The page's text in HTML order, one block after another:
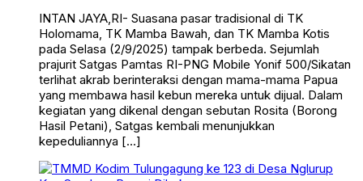
INTAN JAYA,RI- Suasana pasar tradisional di TK
Holomama, TK Mamba Bawah, dan TK Mamba Kotis
pada Selasa (2/9/2025) tampak berbeda. Sejumlah
prajurit Satgas Pamtas RI-PNG Mobile Yonif 500/Sikatan
terlihat akrab berinteraksi dengan mama-mama Papua
yang membawa hasil kebun mereka untuk dijual. Dalam
kegiatan yang dikenal dengan sebutan Rosita (Borong
Hasil Petani), Satgas kembali menunjukkan
kepeduliannya […]